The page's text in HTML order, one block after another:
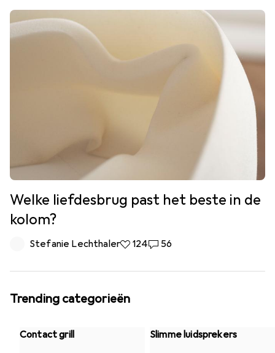
Welke liefdesbrug past het beste in de
kolom?
Stefanie Lechthaler124 Likes
12456 Reacties
56
Trending categorieën
Contact grill Slimme luidsprekers